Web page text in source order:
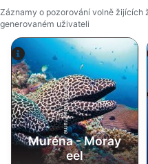
Záznamy o pozorování volně žijících
generovaném uživateli
Alamy-WaterFrame
Muréna - Moray
eel